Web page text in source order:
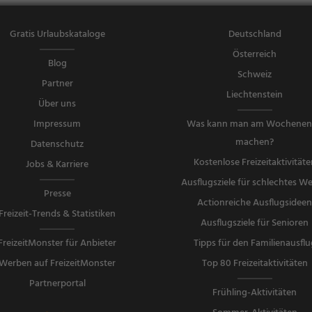
Gratis Urlaubskataloge
Blog
Partner
Über uns
Impressum
Datenschutz
Jobs & Karriere
Presse
Freizeit-Trends & Statistiken
für Anbieter
auf FreizeitMonster
Partnerportal
Deutschland
Österreich
Schweiz
Liechtenstein
Was kann man am
machen?
Kostenlose
Ausflugsziele für schlechtes
Actionreiche Ausflugsideen
Ausflugsziele für Senioren
Tipps für den
Top 80 Freizeitaktivitäten
Frühling-Aktivitäten